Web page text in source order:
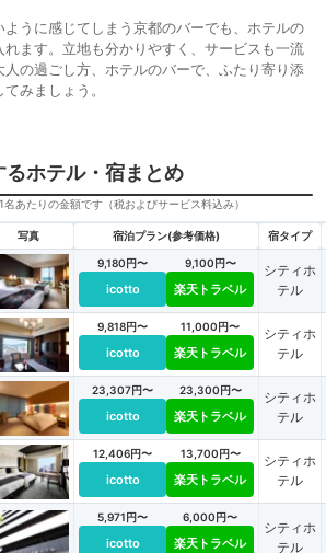
うに感じてしまう京都のバーでも、ホテルの
ます。立地も分かりやすく、サービスも一流
の過ごし方、ホテルのバーで、ふたり寄り添
みましょう。
るホテル・宿まとめ
あたりの金額です（税およびサービス料込み）
写真 宿泊プラン(参考価格) 宿タイプ
9,180円〜
icotto
9,100円〜
楽天トラベル
シティホ
テル
9,818円〜
icotto
11,000円〜
楽天トラベル
シティホ
テル
23,307円〜
icotto
23,300円〜
楽天トラベル
シティホ
テル
12,406円〜
icotto
13,700円〜
楽天トラベル
シティホ
テル
5,971円〜
icotto
6,000円〜
楽天トラベル
シティホ
テル